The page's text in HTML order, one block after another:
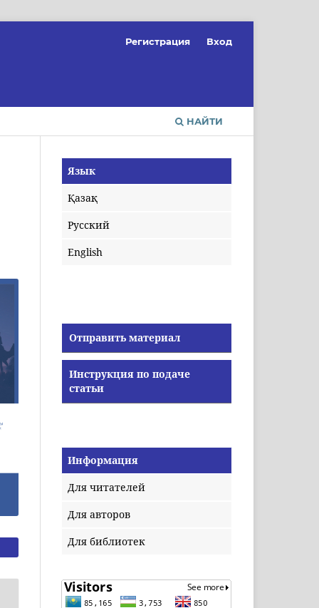
НАЙТИ
Регистрация Вход
Язык
Қазақ
Русский
English
Отправить материал
Инструкция по подаче
статьи
Информация
Для читателей
Для авторов
Для библиотек